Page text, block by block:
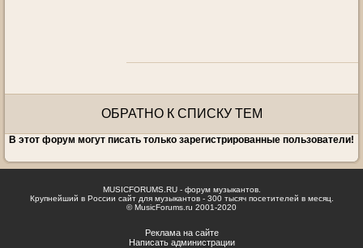
ОБРАТНО К СПИСКУ ТЕМ
В этот форум могут писать только зарегистрированные пользователи!
MUSICFORUMS.RU - форум музыкантов.
Крупнейший в России сайт для музыкантов - 300 тысяч посетителей в месяц.
© MusicForums.ru 2001-2020
Реклама на сайте
Написать администрации